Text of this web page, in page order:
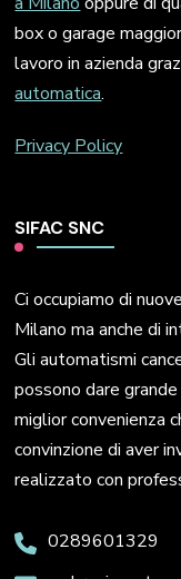
box o garage
lavoro in azienda
automatica.
Privacy Policy
SIFAC SNC
Ci occupiamo di
Milano ma anche di
Gli automatismi
possono dare
miglior convenienza
convinzione di aver
realizzato con
0289601329